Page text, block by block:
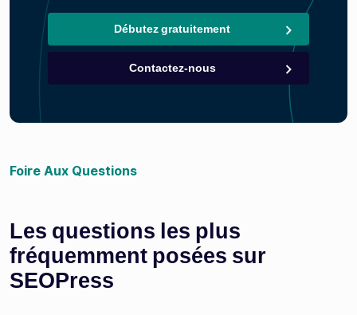
Débutez gratuitement
Contactez-nous
Foire Aux Questions
Les questions les plus
fréquemment posées sur
SEOPress